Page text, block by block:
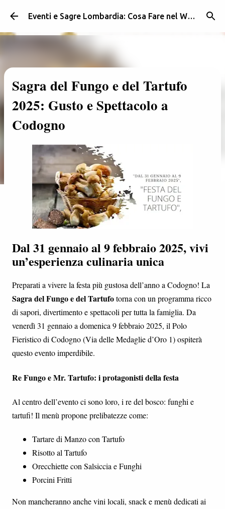
Passa ai contenuti principali Eventi e Sagre Lombardia: Cosa Fare nel Weekend | Weekendidea
Sagra del Fungo e del Tartufo
2025: Gusto e Spettacolo a
Codogno
Dal 31 gennaio al 9 febbraio 2025, vivi
un’esperienza culinaria unica
Preparati a vivere la festa più gustosa dell’anno a Codogno! La
Sagra del Fungo e del Tartufotorna con un programma ricco
di sapori, divertimento e spettacoli per tutta la famiglia. Da
venerdì 31 gennaio a domenica 9 febbraio 2025, il Polo
Fieristico di Codogno (Via delle Medaglie d’Oro 1) ospiterà
questo evento imperdibile.
Re Fungo e Mr. Tartufo: i protagonisti della festa
Al centro dell’evento ci sono loro, i re del bosco: funghi e
tartufi! Il menù propone prelibatezze come:
Tartare di Manzo con Tartufo
Risotto al Tartufo
Orecchiette con Salsiccia e Funghi
Porcini Fritti
Non mancheranno anche vini locali, snack e menù dedicati ai